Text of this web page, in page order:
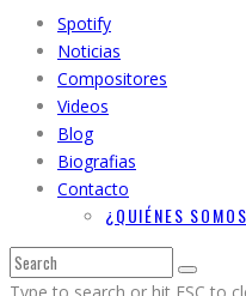
Spotify
Noticias
Compositores
Videos
Blog
Biografias
Contacto
¿QUIÉNES